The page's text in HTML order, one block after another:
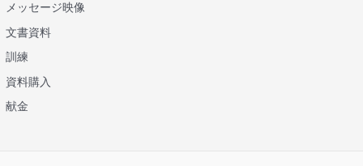
メッセージ映像
文書資料
訓練
資料購入
献金